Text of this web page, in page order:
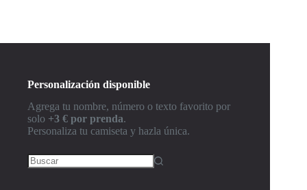
Brasil
Chelsea
Club América
Colombia
Como
Crystal Palace
Personalización disponible
Agrega tu nombre, número o texto favorito por
solo +3 € por prenda.
Personaliza tu camiseta y hazla única.